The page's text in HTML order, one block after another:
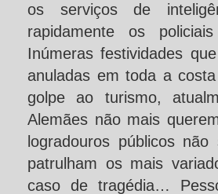
os serviços de
rapidamente os
Inúmeras festividades
anuladas em toda a
golpe ao turismo,
Alemães não mais
logradouros públicos
patrulham os mais
caso de tragédia…